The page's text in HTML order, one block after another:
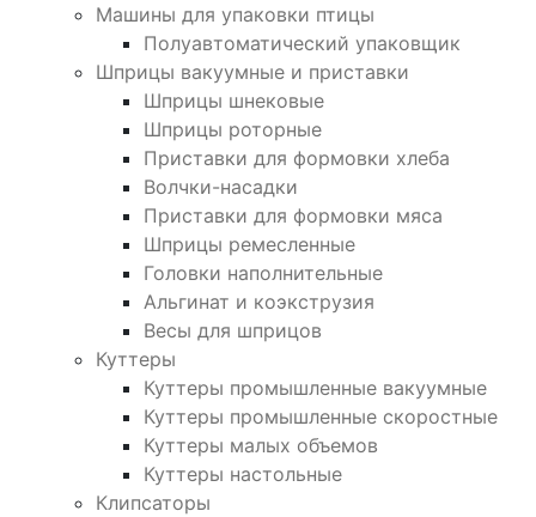
Машины для упаковки птицы
Полуавтоматический упаковщик
Шприцы вакуумные и приставки
Шприцы шнековые
Шприцы роторные
Приставки для формовки хлеба
Волчки-насадки
Приставки для формовки мяса
Шприцы ремесленные
Головки наполнительные
Альгинат и коэкструзия
Весы для шприцов
Куттеры
Куттеры промышленные вакуумные
Куттеры промышленные скоростные
Куттеры малых объемов
Куттеры настольные
Клипсаторы